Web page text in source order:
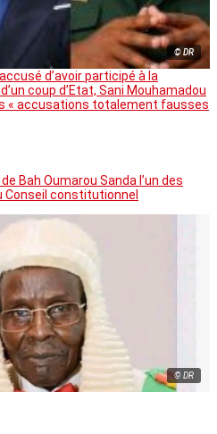
© DR
d’avoir participé à la
coup d’Etat, Sani Mouhamadou
« accusations totalement fausses
Bah Oumarou Sanda l’un des
Conseil constitutionnel
© DR